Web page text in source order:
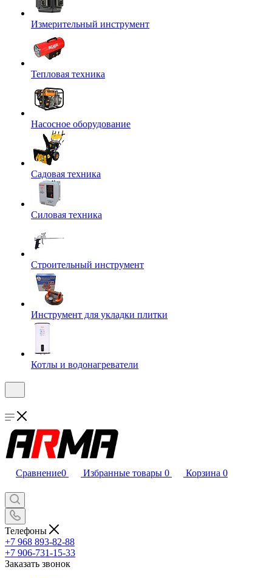
Измерительный инструмент
Тепловая техника
Насосное оборудование
Садовая техника
Силовая техника
Строительный инструмент
Инструмент для укладки плитки
Котлы и водонагреватели
Сравнение0 Избранные товары 0 Корзина 0
Телефоны
+7 968 893-82-88
+7 906-731-15-33
Заказать звонок